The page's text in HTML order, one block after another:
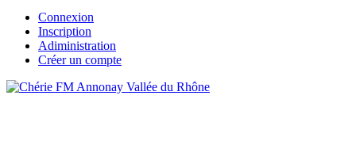
Connexion
Inscription
Adiministration
Créer un compte